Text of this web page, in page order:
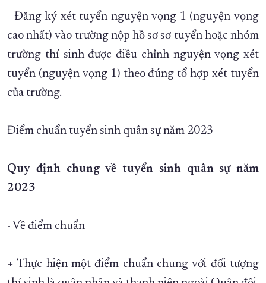
- Đăng ký xét tuyển nguyện vọng 1 (nguyện vọng
cao nhất) vào trường nộp hồ sơ sơ tuyển hoặc nhóm
trường thí sinh được điều chỉnh nguyện vọng xét
tuyển (nguyện vọng 1) theo đúng tổ hợp xét tuyển
của trường.
Điểm chuẩn tuyển sinh quân sự năm 2023
Quy định chung về tuyển sinh quân sự năm
2023
- Về điểm chuẩn
+ Thực hiện một điểm chuẩn chung với đối tượng